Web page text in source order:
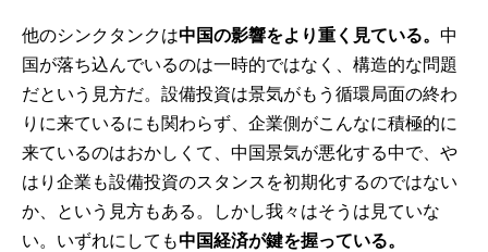
他のシンクタンクは中国の影響をより重く見ている。中
国が落ち込んでいるのは一時的ではなく、構造的な問題
だという見方だ。設備投資は景気がもう循環局面の終わ
りに来ているにも関わらず、企業側がこんなに積極的に
来ているのはおかしくて、中国景気が悪化する中で、や
はり企業も設備投資のスタンスを初期化するのではない
か、という見方もある。しかし我々はそうは見ていな
い。いずれにしても中国経済が鍵を握っている。